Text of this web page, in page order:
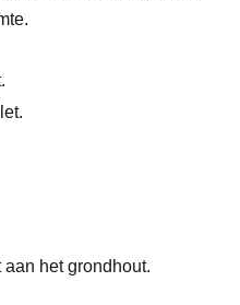
het grondhout.